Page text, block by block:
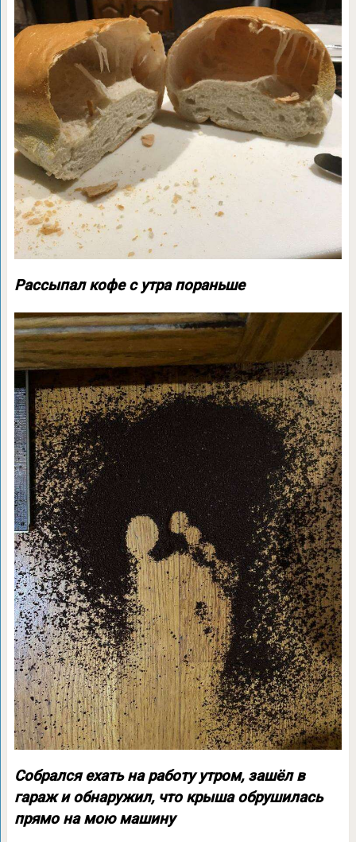
Рассыпал кофе с утра пораньше
Собрался ехать на работу утром, зашёл в
гараж и обнаружил, что крыша обрушилась
прямо на мою машину